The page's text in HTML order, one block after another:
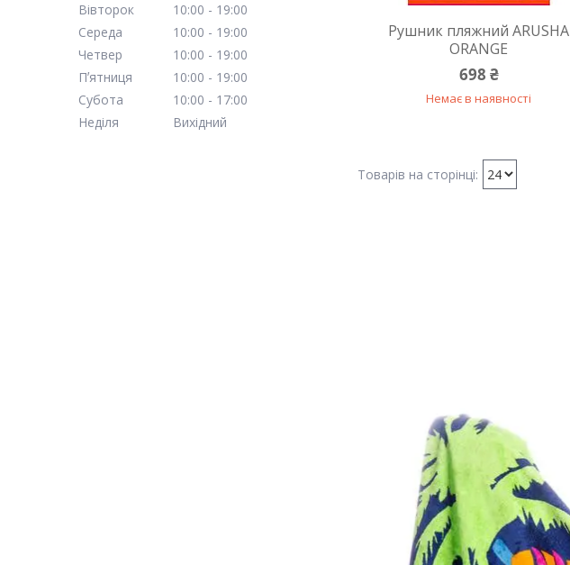
Рушник пляжний ARUSHA
ORANGE
698 ₴
Немає в наявності
Вівторок
10:00
19:00
Середа
10:00
19:00
Четвер
10:00
19:00
Пʼятниця
10:00
19:00
Субота
10:00
17:00
Неділя
Вихідний